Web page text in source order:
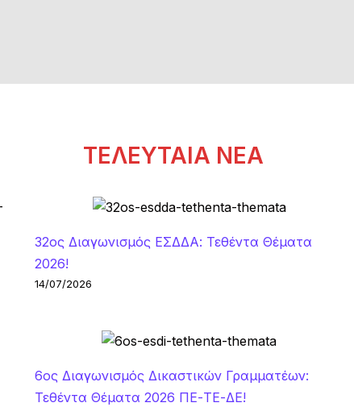
την
ΤΕΛΕΥΤΑΙΑ ΝΕΑ
32ος Διαγωνισμός ΕΣΔΔΑ: Τεθέντα Θέματα
2026!
14/07/2026
6ος Διαγωνισμός Δικαστικών Γραμματέων:
Τεθέντα Θέματα 2026 ΠΕ-ΤΕ-ΔΕ!